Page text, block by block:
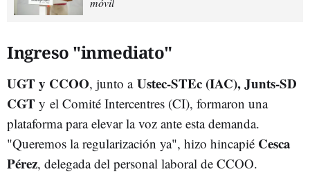
Ingreso "inmediato"
UGT y CCOO, junto a Ustec-STEc (IAC), Junts-SD
CGT y el Comité Intercentres (CI), formaron una
plataforma para elevar la voz ante esta demanda.
"Queremos la regularización ya", hizo hincapié Cesca
Pérez, delegada del personal laboral de CCOO.